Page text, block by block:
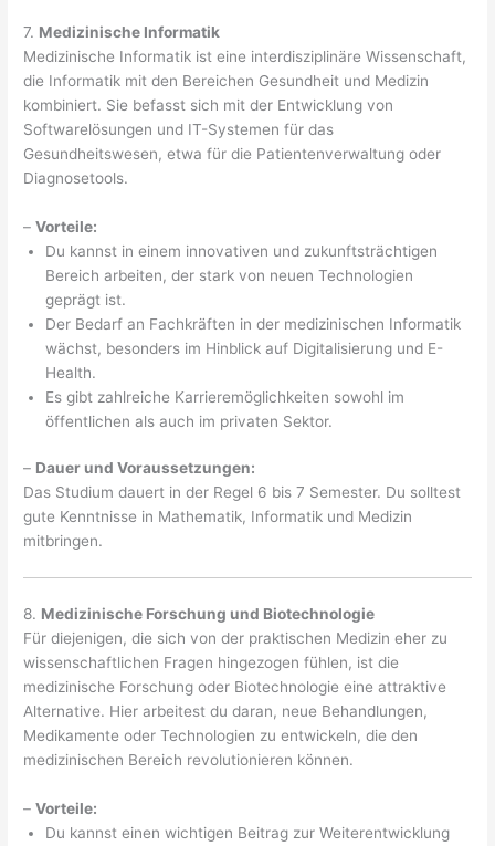
7. Medizinische Informatik
Medizinische Informatik ist eine interdisziplinäre Wissenschaft,
die Informatik mit den Bereichen Gesundheit und Medizin
kombiniert. Sie befasst sich mit der Entwicklung von
Softwarelösungen und IT-Systemen für das
Gesundheitswesen, etwa für die Patientenverwaltung oder
Diagnosetools.
–Vorteile:
Du kannst in einem innovativen und zukunftsträchtigen
Bereich arbeiten, der stark von neuen Technologien
geprägt ist.
Der Bedarf an Fachkräften in der medizinischen Informatik
wächst, besonders im Hinblick auf Digitalisierung und E-
Health.
Es gibt zahlreiche Karrieremöglichkeiten sowohl im
öffentlichen als auch im privaten Sektor.
– Dauer und Voraussetzungen:
Das Studium dauert in der Regel 6 bis 7 Semester. Du solltest
gute Kenntnisse in Mathematik, Informatik und Medizin
mitbringen.
8. Medizinische Forschung und Biotechnologie
Für diejenigen, die sich von der praktischen Medizin eher zu
wissenschaftlichen Fragen hingezogen fühlen, ist die
medizinische Forschung oder Biotechnologie eine attraktive
Alternative. Hier arbeitest du daran, neue Behandlungen,
Medikamente oder Technologien zu entwickeln, die den
medizinischen Bereich revolutionieren können.
–Vorteile:
Du kannst einen wichtigen Beitrag zur Weiterentwicklung